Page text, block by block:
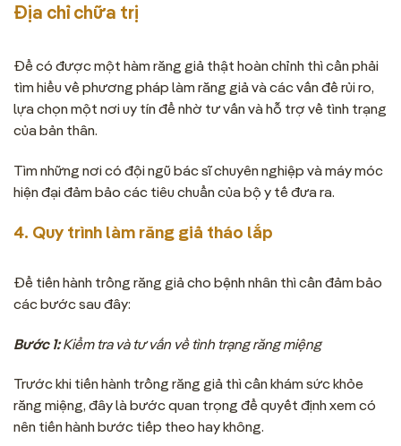
Địa chỉ chữa trị
Để có được một hàm răng giả thật hoàn chỉnh thì cần phải
tìm hiểu về phương pháp làm răng giả và các vấn đề rủi ro,
lựa chọn một nơi uy tín để nhờ tư vấn và hỗ trợ về tình trạng
của bản thân.
Tìm những nơi có đội ngũ bác sĩ chuyên nghiệp và máy móc
hiện đại đảm bảo các tiêu chuẩn của bộ y tế đưa ra.
4. Quy trình làm răng giả tháo lắp
Để tiến hành trồng răng giả cho bệnh nhân thì cần đảm bảo
các bước sau đây:
Bước 1:Kiểm tra và tư vấn về tình trạng răng miệng
Trước khi tiến hành trồng răng giả thì cần khám sức khỏe
răng miệng, đây là bước quan trọng để quyết định xem có
nên tiến hành bước tiếp theo hay không.